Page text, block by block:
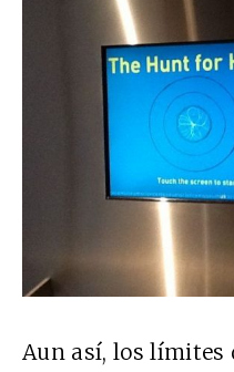
Aun así, los límites